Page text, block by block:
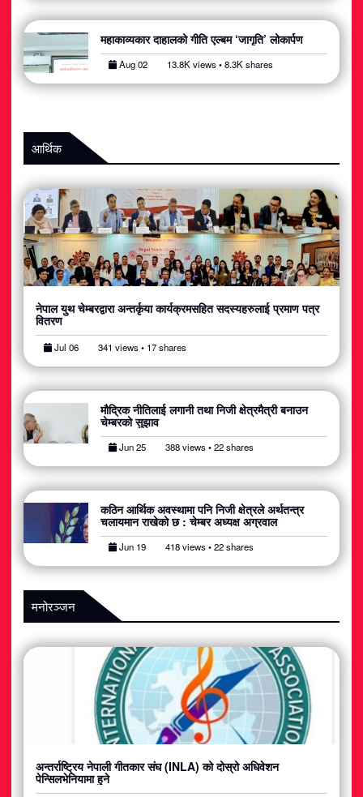
महाकाव्यकार दाहालको गीति एल्बम ‘जागृति’ लोकार्पण
Aug 02 13.8K views • 8.3K shares
आर्थिक
नेपाल युथ चेम्बरद्वारा अन्तर्कृया कार्यक्रमसहित सदस्यहरुलाई प्रमाण पत्र
वितरण
Jul 06 341 views • 17 shares
मौद्रिक नीतिलाई लगानी तथा निजी क्षेत्रमैत्री बनाउन
चेम्बरको सुझाव
Jun 25 388 views • 22 shares
कठिन आर्थिक अवस्थामा पनि निजी क्षेत्रले अर्थतन्त्र
चलायमान राखेको छ : चेम्बर अध्यक्ष अग्रवाल
Jun 19 418 views • 22 shares
मनोरञ्जन
अन्तर्राष्ट्रिय नेपाली गीतकार संघ (INLA) को दोस्रो अधिवेशन
पेन्सिलभेनियामा हुने